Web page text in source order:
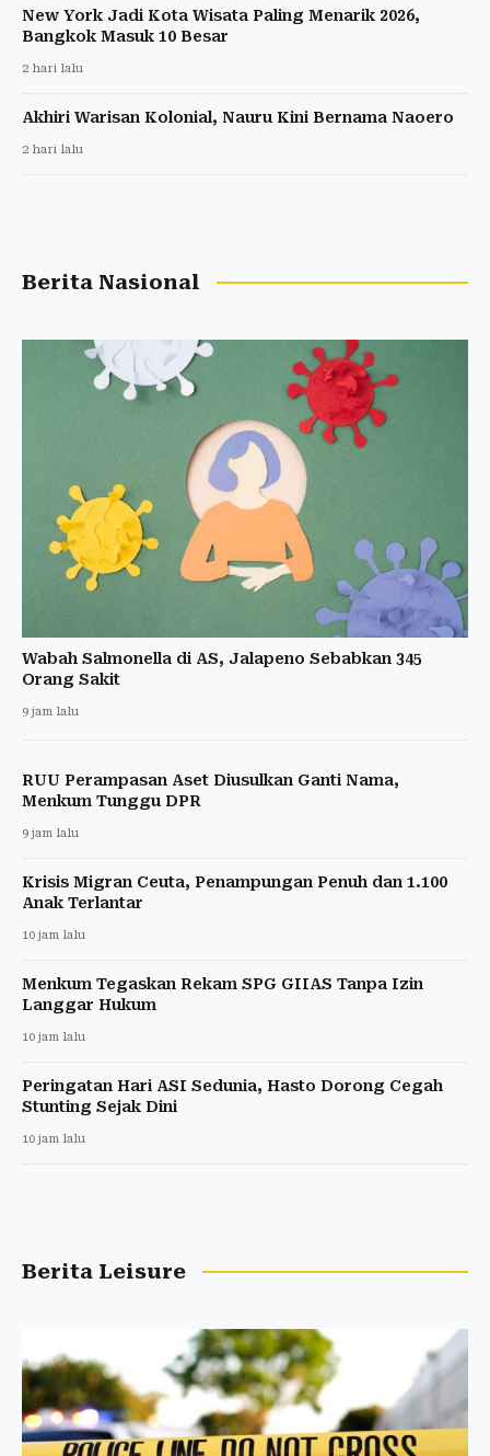
New York Jadi Kota Wisata Paling Menarik 2026,
Bangkok Masuk 10 Besar
2 hari lalu
Akhiri Warisan Kolonial, Nauru Kini Bernama Naoero
2 hari lalu
Berita Nasional
Wabah Salmonella di AS, Jalapeno Sebabkan 345
Orang Sakit
9 jam lalu
RUU Perampasan Aset Diusulkan Ganti Nama,
Menkum Tunggu DPR
9 jam lalu
Krisis Migran Ceuta, Penampungan Penuh dan 1.100
Anak Terlantar
10 jam lalu
Menkum Tegaskan Rekam SPG GIIAS Tanpa Izin
Langgar Hukum
10 jam lalu
Peringatan Hari ASI Sedunia, Hasto Dorong Cegah
Stunting Sejak Dini
10 jam lalu
Berita Leisure